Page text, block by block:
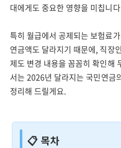
대에게도 중요한 영향을 미칩니
특히 월급에서 공제되는 보험료
연금액도 달라지기 때문에, 직장
제도 변경 내용을 꼼꼼히 확인해
서는 2026년 달라지는 국민연금
정리해 드릴게요.
📋 목차